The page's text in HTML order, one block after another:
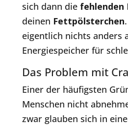
sich dann die fehlenden
deinen Fettpölsterchen
eigentlich nichts anders
Energiespeicher für
Das Problem mit
Einer der häufigsten
Menschen nicht
zwar glauben sich in